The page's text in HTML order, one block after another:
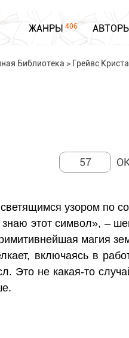
ЖАНРЫ 406
Библиотека > Грейвс
узором по
этот символ», –
магия
включаясь в
Это не какая-то